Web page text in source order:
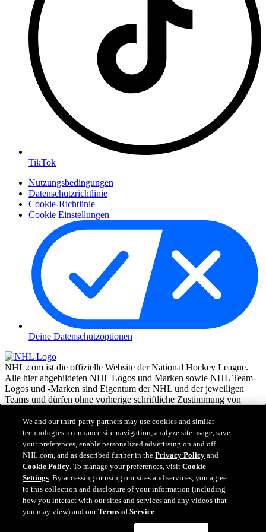
TikTok
Nutzungsbedingungen
Datenschutzrichtlinie
Cookie-Richtlinie
Cookie Einstellungen
Deine Datenschutzoptionen
NHL.com ist die offizielle Website der National Hockey League.
Alle hier abgebildeten NHL Logos und Marken sowie NHL Team-
Logos und -Marken sind Eigentum der NHL und der jeweiligen
Teams und dürfen ohne vorherige schriftliche Zustimmung von
Alle Rechte vorbehalten. Alle NHL Team-Trikots, die mit den
Namen und Nummern der NHL Spieler versehen sind, sind offiziell
von der NHL und der NHLPA lizenziert. Die Wortmarke Zamboni
und die Konfiguration der Zamboni Eismaschine sind eingetragene
Warenzeichen von Frank J. Zamboni & Co., Inc.© Frank J.
Zamboni & Co., Inc. 2026. Alle Rechte vorbehalten. Alle andere
Warenzeichen oder Copyrights Dritter sind Eigentum der jeweiligen
Inhaber. Alle Rechte vorbehalten.
We and our third-party partners may use cookies and similar
technologies to enhance site navigation, analyze site usage, save
your preferences, enable personalized advertising on and off
NHL.com, and as described further in thePrivacy Policy and
Cookie Policy. To manage your preferences, visitCookie
Settings. By accessing or using our sites and services, you agree
to this collection and disclosure of your information (including
how you interact with our sites and services and any videos that
you may view) and ourTerms of Service.